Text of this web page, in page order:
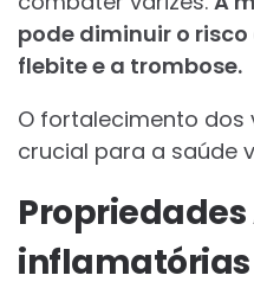
pode diminuir o
flebite e a trombose.
O fortalecimento dos
crucial para a saúde
inflamatórias